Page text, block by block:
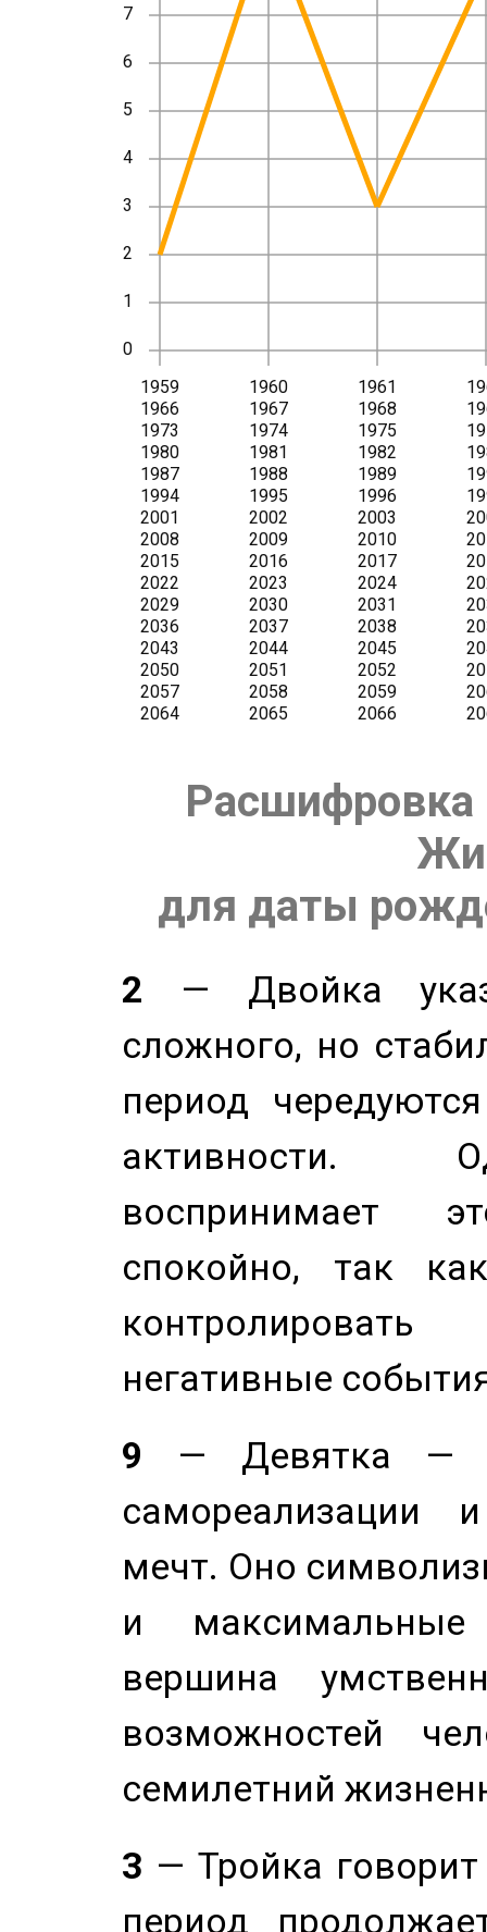
Расшифровка
для даты
2 — Двойка
сложного, но
период
активности.
воспринимает
спокойно, так
негативные
9 — Девятка —
самореализации
мечт. Оно
и
вершина
возможностей
семилетний
3 — Тройка
период